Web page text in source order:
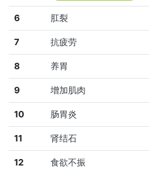
6 肛裂
7 抗疲劳
8 养胃
9 增加肌肉
10 肠胃炎
11 肾结石
12 食欲不振